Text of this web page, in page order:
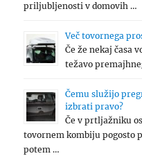
priljubljenosti v domovih …
Več tovornega
Če že nekaj časa
težavo
Čemu služijo
izbrati pravo?
Če v prtljažniku
tovornem kombiju pogosto
potem …